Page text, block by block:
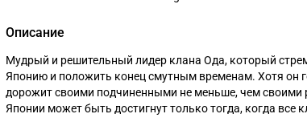
Описание
Мудрый и решительный лидер клана Ода, который
Японию и положить конец смутным временам. Хотя он
дорожит своими подчиненными не меньше, чем своими
Японии может быть достигнут только тогда, когда все